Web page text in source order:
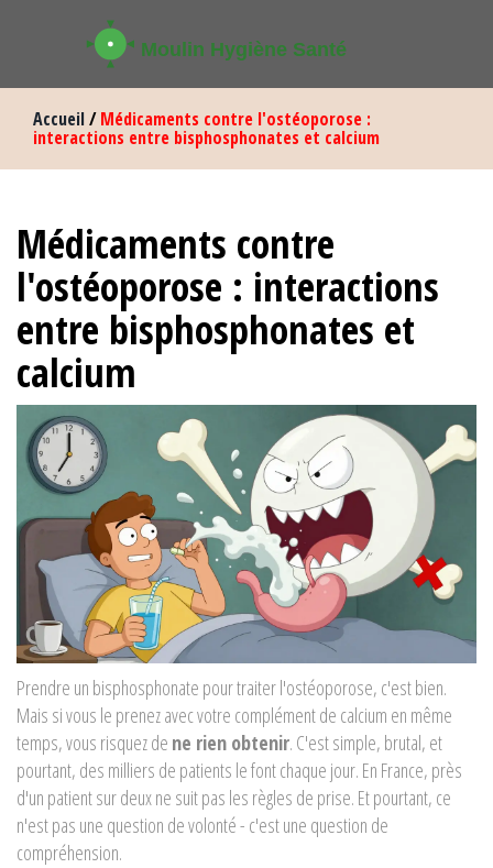
Accueil/Médicaments contre l'ostéoporose :
interactions entre bisphosphonates et calcium
Médicaments contre
l'ostéoporose : interactions
entre bisphosphonates et
calcium
Prendre un bisphosphonate pour traiter l'ostéoporose, c'est bien.
Mais si vous le prenez avec votre complément de calcium en même
temps, vous risquez de ne rien obtenir. C'est simple, brutal, et
pourtant, des milliers de patients le font chaque jour. En France, près
d'un patient sur deux ne suit pas les règles de prise. Et pourtant, ce
n'est pas une question de volonté - c'est une question de
compréhension.